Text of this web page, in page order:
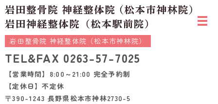
岩田整骨院 神経整体院（松本市神林院）
TEL&FAX 0263-57-7025
【営業時間】8:00～21:00 完全予約制
【定休日】不定休
〒390-1243 長野県松本市神林2730-5